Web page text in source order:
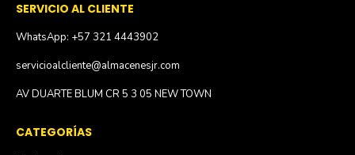
SERVICIO AL CLIENTE
WhatsApp: +57 321 4443902
servicioalcliente@almacenesjr.com
AV DUARTE BLUM CR 5 3 05 NEW TOWN
CATEGORÍAS